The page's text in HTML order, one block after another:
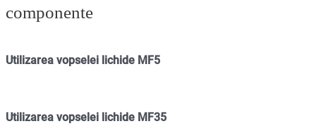
componente
Utilizarea vopselei lichide MF5
Utilizarea vopselei lichide MF35